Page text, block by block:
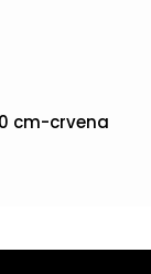
cm-crvena